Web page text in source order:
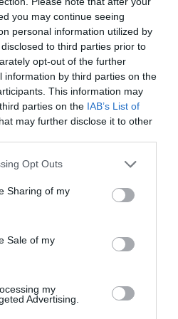
you may continue seeing
personal information utilized by
to third parties prior to
opt-out of the further
information by third parties on the
This information may
parties on the IAB’s List of
may further disclose it to other
app uses one or more Google
behaviour. You may click to
and its third-party tags to
purposes in below Google
Opt Outs
Sharing of my
Sale of my
my
Advertising.
είσοδο της Χώρας, καθώς
στην επιχείρηση.
στην Άνδρο (αρχείο Λ. Γονέου) .